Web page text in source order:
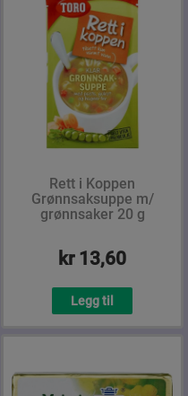
Rett i Koppen
Grønnsaksuppe m/
grønnsaker 20 g
kr 13,60
Legg til